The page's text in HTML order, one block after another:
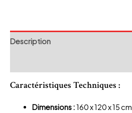
Description
Caractéristiques Techniques :
Dimensions :160 x 120 x 15 cm